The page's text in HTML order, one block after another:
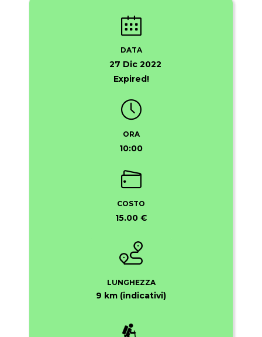
DATA
27 Dic 2022
Expired!
ORA
10:00
COSTO
15.00 €
LUNGHEZZA
9 km (indicativi)